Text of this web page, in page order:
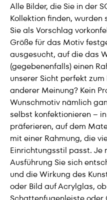
Alle Bilder, die Sie in der
Kollektion finden,
Sie als Vorschlag
Größe für das Motiv
ausgesucht, auf die das
(gegebenenfalls) einen
unserer Sicht perfekt
anderer Meinung? Kein
Wunschmotiv nämlich
selbst konfektionieren –
präferieren, auf dem
mit einer Rahmung, die
Einrichtungsstil passt. Je
Ausführung Sie sich
und die Wirkung des
oder Bild auf Acrylglas,